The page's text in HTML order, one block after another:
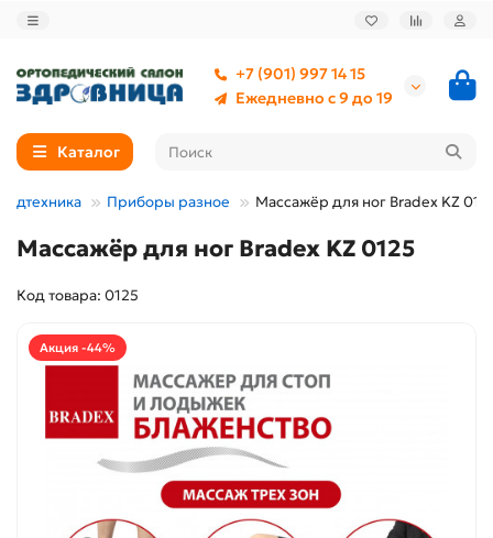
+7 (901) 997 14 15
Ежедневно с 9 до 19
Каталог
Приборы разное Массажёр для ног Bradex KZ
Массажёр для ног Bradex KZ 0125
Код товара: 0125
Акция -44%